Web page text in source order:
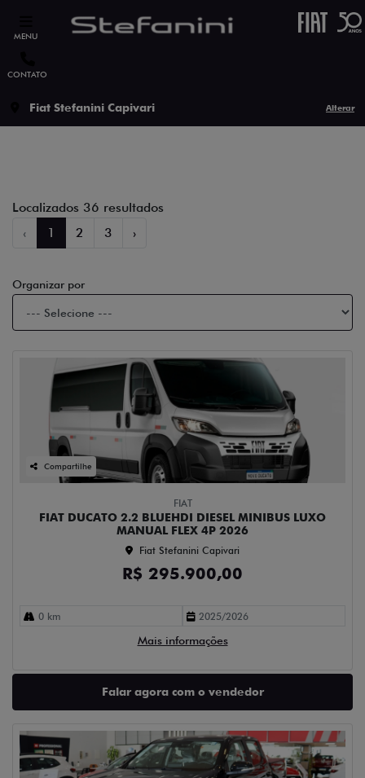
MENU
CONTATO
Fiat Stefanini Capivari Alterar
Localizados 36 resultados
‹
1 2 3 ›
Organizar por
Compartilhe
FIAT
FIAT DUCATO 2.2 BLUEHDI DIESEL MINIBUS LUXO
MANUAL FLEX 4P 2026
Fiat Stefanini Capivari
R$ 295.900,00
0 km 2025/2026
Mais informações
Falar agora com o vendedor